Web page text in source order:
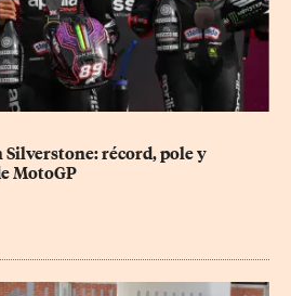
récord, pole y
MotoGP